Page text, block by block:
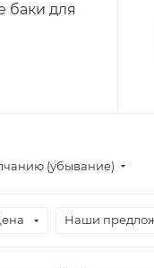
баки для
(убывание)
Наши